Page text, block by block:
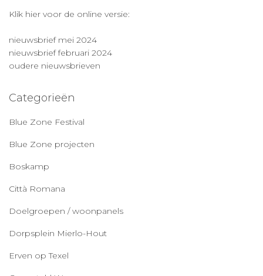
Klik hier voor de online versie:
nieuwsbrief mei 2024
nieuwsbrief februari 2024
oudere nieuwsbrieven
Categorieën
Blue Zone Festival
Blue Zone projecten
Boskamp
Città Romana
Doelgroepen / woonpanels
Dorpsplein Mierlo-Hout
Erven op Texel